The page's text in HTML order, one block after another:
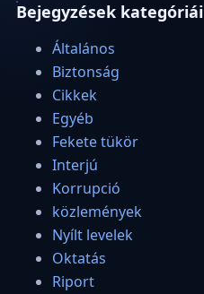
Bejegyzések kategóriái
Általános
Biztonság
Cikkek
Egyéb
Fekete tükör
Interjú
Korrupció
közlemények
Nyílt levelek
Oktatás
Riport